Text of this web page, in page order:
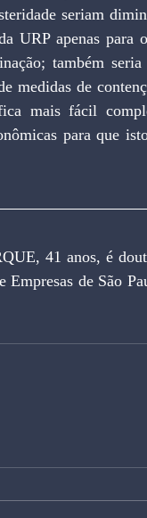
seriam
URP apenas para
também
medidas de
mais fácil
para que
41 anos, é
de São